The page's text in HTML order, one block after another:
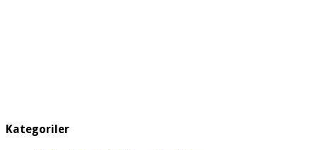
Kategoriler